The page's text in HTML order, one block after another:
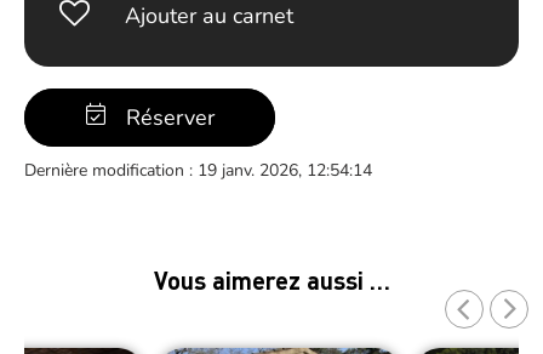
Ajouter au carnet
Réserver
Dernière modification : 19 janv. 2026, 12:54:14
Vous aimerez aussi …